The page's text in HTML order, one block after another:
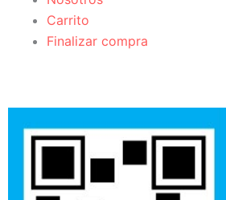
Carrito
Finalizar compra